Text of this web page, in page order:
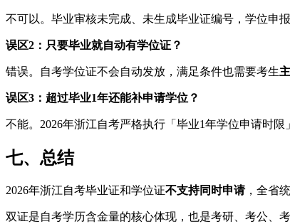
不可以。毕业审核未完成、未生成毕业证编号，学位申
误区2：只要毕业就自动有学位证？
错误。自考学位证不会自动发放，满足条件也需要考生
误区3：超过毕业1年还能补申请学位？
不能。2026年浙江自考严格执行「毕业1年学位申请时
七、总结
2026年浙江自考毕业证和学位证不支持同时申请，全省
双证是自考学历含金量的核心体现，也是考研、考公、